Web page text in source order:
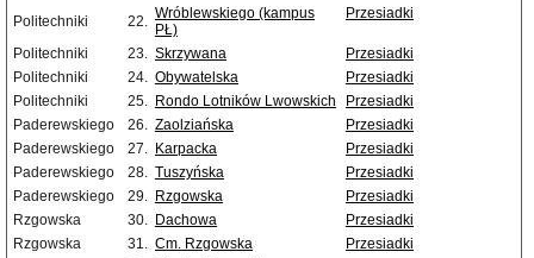
Politechniki
22. Wróblewskiego (kampus
PŁ)
Przesiadki
Politechniki 23. Skrzywana
Przesiadki
Politechniki
24. Obywatelska
Przesiadki
Politechniki
25. Rondo Lotników Lwowskich
Przesiadki
Paderewskiego
26. Zaolziańska
Przesiadki
Paderewskiego
27. Karpacka
Przesiadki
Paderewskiego
28. Tuszyńska
Przesiadki
Paderewskiego
29. Rzgowska
Przesiadki
Rzgowska
30. Dachowa
Przesiadki
Rzgowska
31. Cm. Rzgowska
Przesiadki